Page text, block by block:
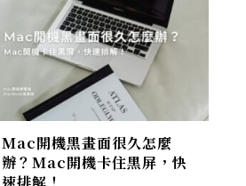
Mac開機黑畫面很久怎麼
辦？Mac開機卡住黑屏，快